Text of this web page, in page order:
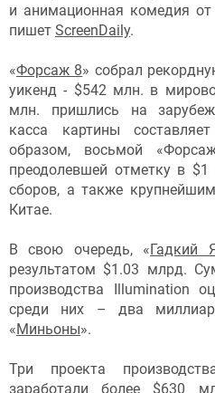
и анимационная комедия
пишет ScreenDaily.
«Форсаж 8» собрал
уикенд - $542 млн. в
млн. пришлись на
касса картины
образом, восьмой
преодолевшей отметку в
сборов, а также
Китае.
В свою очередь, «Гадкий
результатом $1.03 млрд.
производства Illumination
среди них – два
«Миньоны».
Три проекта
заработали более $630